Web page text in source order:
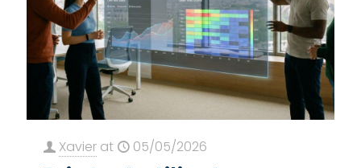
Xavier at 05/05/2026